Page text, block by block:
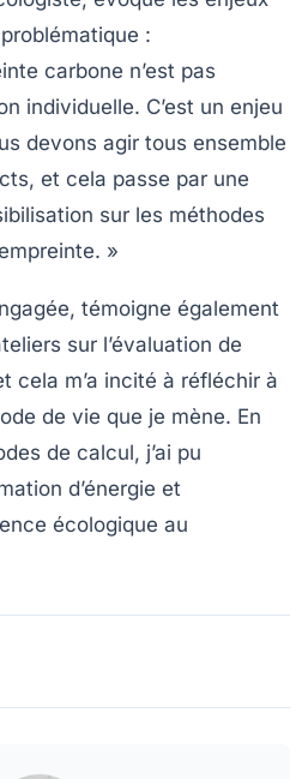
:
carbone n’est pas
individuelle. C’est un enjeu
devons agir tous ensemble
et cela passe par une
sur les méthodes
»
témoigne également
sur l’évaluation de
cela m’a incité à réfléchir à
de vie que je mène. En
de calcul, j’ai pu
d’énergie et
écologique au